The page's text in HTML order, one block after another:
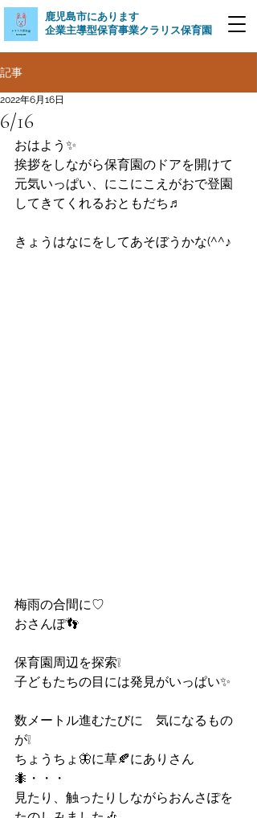
​鹿児島市にあります
企業主導型保育事業クラリス保育園
記事
6/16
2022年6月16日
おはよう✨
挨拶をしながら保育園のドアを開けて
元気いっぱい、にこにこえがおで登園
してきてくれるおともだち♬
きょうはなにをしてあそぼうかな(^^♪
梅雨の合間に♡
おさんぽ👣
保育園周辺を探索❕
子どもたちの目には発見がいっぱい✨
数メートル進むたびに　気になるもの
が❕
ちょうちょ🦋に草🍂にありさん
🐜・・・
見たり、触ったりしながらおんさぽを